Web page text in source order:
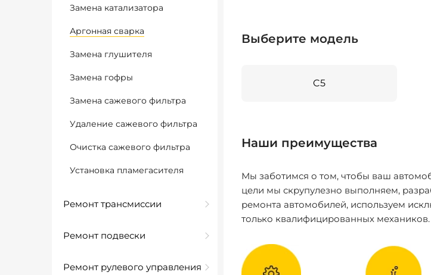
Замена катализатора
Аргонная сварка
Замена глушителя
Замена гофры
Замена сажевого фильтра
Удаление сажевого фильтра
Очистка сажевого фильтра
Установка пламегасителя
Ремонт трансмиссии
Ремонт подвески
Ремонт рулевого управления
Выберите модель
C5
Наши преимущества
Мы заботимся о том, чтобы ваш
цели мы скрупулезно выполняем,
ремонта автомобилей, используем
только квалифицированных механиков.